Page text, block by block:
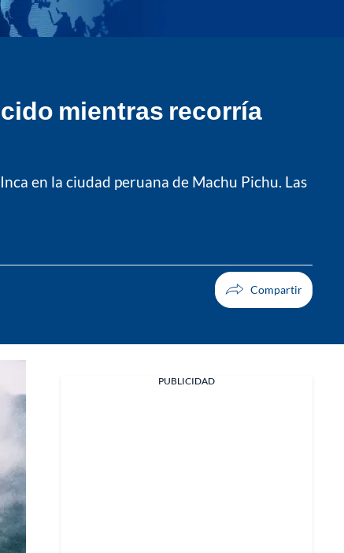
mientras recorría
en la ciudad peruana de Machu Pichu. Las
PUBLICIDAD